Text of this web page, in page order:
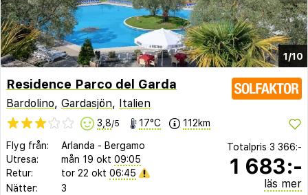
1/10
Residence Parco del Garda
Bardolino, Gardasjön, Italien
3,8/5 17°C 112km
Flyg från: Arlanda - Bergamo
Utresa:
mån 19 okt 09:05
Retur:
tor 22 okt 06:45
Nätter:
3
Totalpris 3 366:-
1 683:-
läs mer